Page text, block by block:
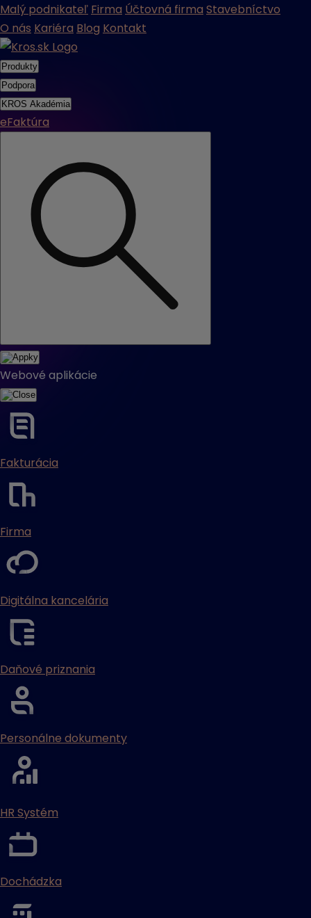
Malý podnikateľ Firma Účtovná firma Stavebníctvo
O nás Kariéra Blog Kontakt
Produkty
Podpora
KROS Akadémia
eFaktúra
Webové aplikácie
Fakturácia
Firma
Digitálna kancelária
Daňové priznania
Personálne dokumenty
HR Systém
Dochádzka